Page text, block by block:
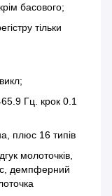
басового;
тільки
Гц. крок 0.1
плюс 16 типів
молоточків,
демпферний